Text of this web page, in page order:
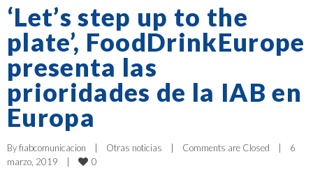
‘Let’s step up to the
plate’, FoodDrinkEurope
presenta las
prioridades de la IAB en
Europa
By fiabcomunicacion Otras noticias Comments are Closed
6
marzo, 2019
0